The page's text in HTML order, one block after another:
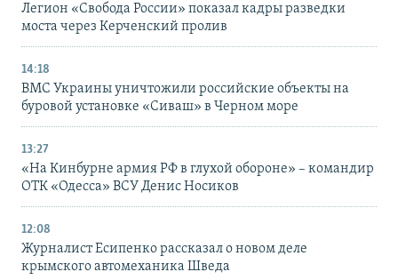
Легион «Свобода России» показал кадры разведки
моста через Керченский пролив
14:18
ВМС Украины уничтожили российские объекты на
буровой установке «Сиваш» в Черном море
13:27
«На Кинбурне армия РФ в глухой обороне» – командир
ОТК «Одесса» ВСУ Денис Носиков
12:08
Журналист Есипенко рассказал о новом деле
крымского автомеханика Шведа